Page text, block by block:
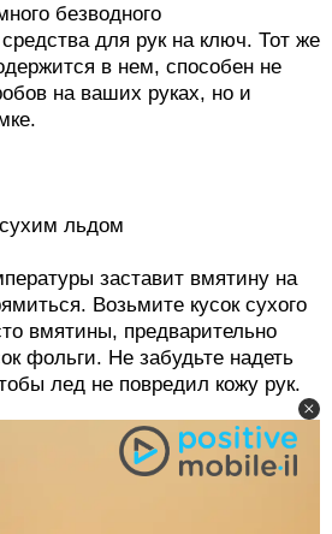
безводного
для рук на ключ. Тот же
в нем, способен не
на ваших руках, но и
льдом
заставит вмятину на
Возьмите кусок сухого
вмятины, предварительно
фольги. Не забудьте надеть
лед не повредил кожу рук.